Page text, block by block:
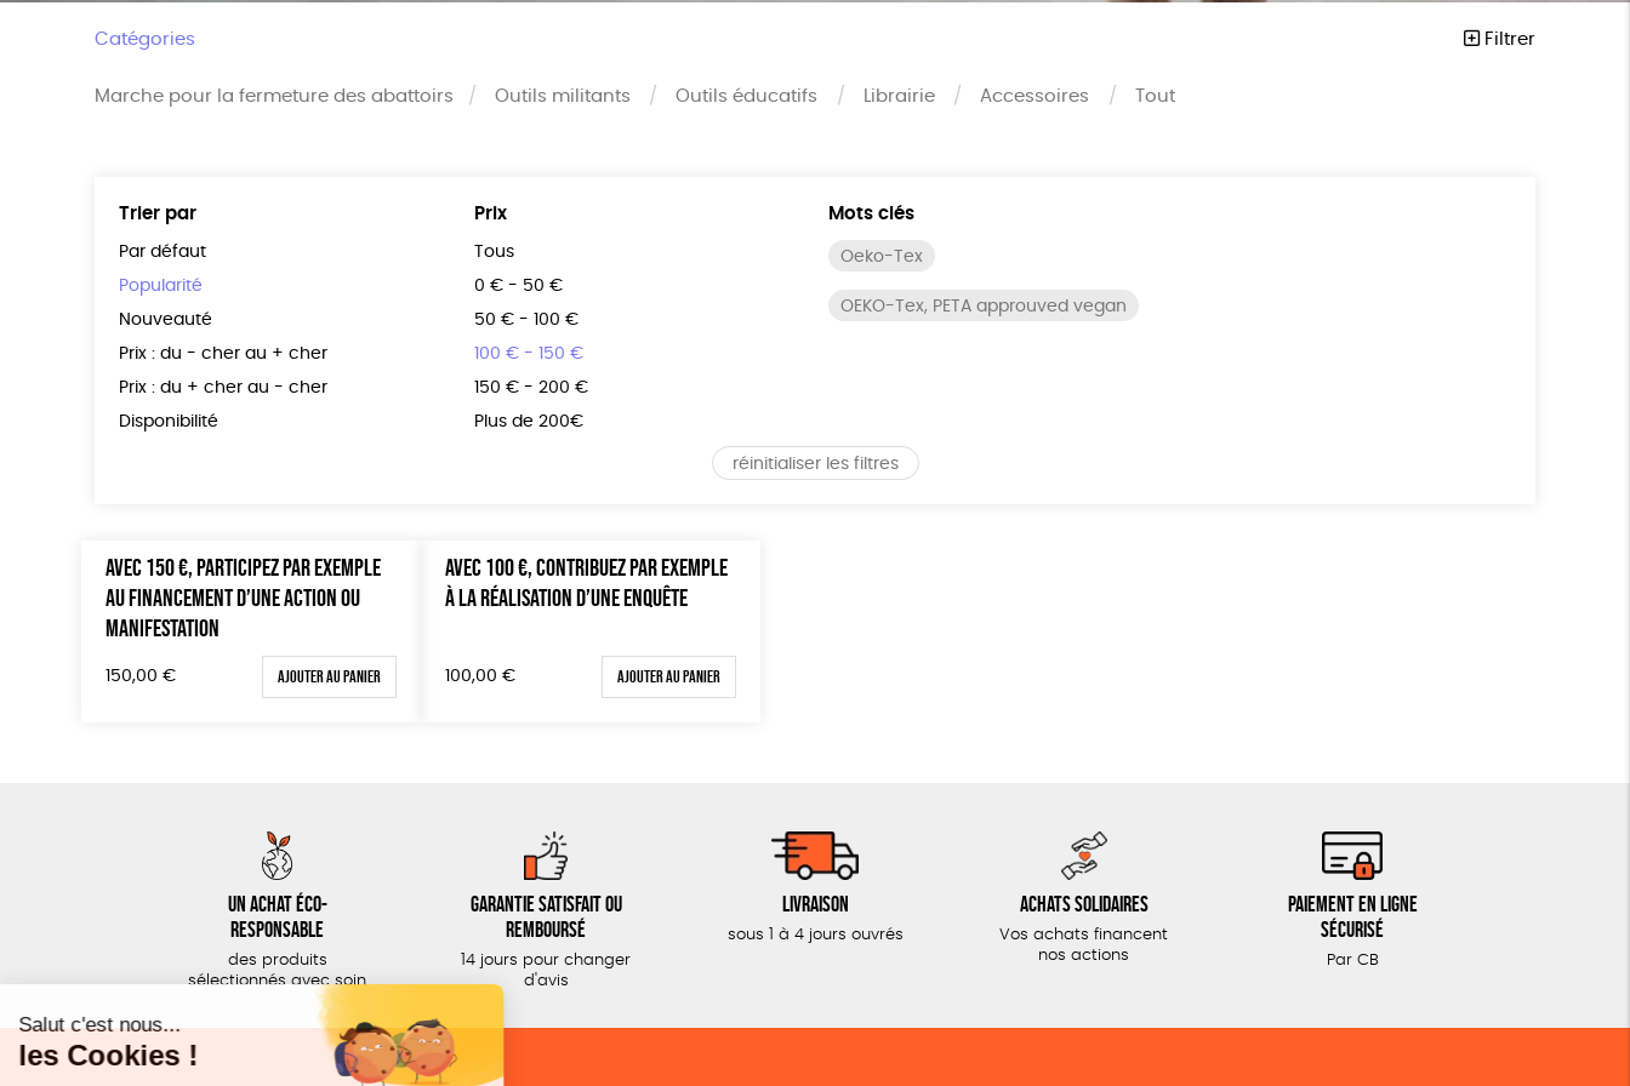
Catégories Filtrer
Marche pour la fermeture des abattoirs Outils militants Outils éducatifs Librairie Accessoires Tout
Trier par
Par défaut
Popularité
Nouveauté
Prix : du - cher au + cher
Prix : du + cher au - cher
Disponibilité
Prix
Tous
0 € - 50 €
50 € - 100 €
100 € - 150 €
150 € - 200 €
Plus de 200€
Mots clés
Oeko-Tex
OEKO-Tex, PETA approuved vegan
réinitialiser les filtres
AVEC 150 €, PARTICIPEZ PAR EXEMPLE
AU FINANCEMENT D’UNE ACTION OU
MANIFESTATION
150,00 € Ajouter au panier
AVEC 100 €, CONTRIBUEZ PAR EXEMPLE
À LA RÉALISATION D’UNE ENQUÊTE
100,00 € Ajouter au panier
Un achat éco-
responsable
des produits
sélectionnés avec soin
Garantie satisfait ou
remboursé
14 jours pour changer
d'avis
Livraison
sous 1 à 4 jours ouvrés
Achats solidaires
Vos achats financent
nos actions
Paiement en ligne
sécurisé
Par CB